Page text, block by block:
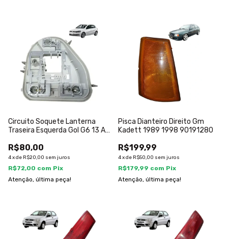
Circuito Soquete Lanterna
Traseira Esquerda Gol G6 13 A
R$80,00
4xde R$20,00 sem juros
R$72,00 com Pix
Atenção, última peça!
Pisca Dianteiro Direito Gm
Kadett 1989 1998 90191280
R$199,99
4xde R$50,00 sem juros
R$179,99 com Pix
Atenção, última peça!